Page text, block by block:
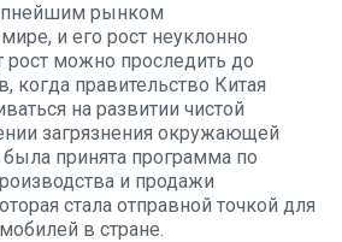
рынком
и его рост неуклонно
рост можно проследить до
когда правительство Китая
на развитии чистой
загрязнения окружающей
принята программа по
и продажи
стала отправной точкой для
в стране.